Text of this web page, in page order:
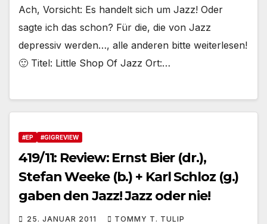
Ach, Vorsicht: Es handelt sich um Jazz! Oder
sagte ich das schon? Für die, die von Jazz
depressiv werden…, alle anderen bitte weiterlesen!
🙂 Titel: Little Shop Of Jazz Ort:…
#EP #GIGREVIEW
419/11: Review: Ernst Bier (dr.),
Stefan Weeke (b.) + Karl Schloz (g.)
gaben den Jazz! Jazz oder nie!
25. JANUAR 2011 TOMMY T. TULIP